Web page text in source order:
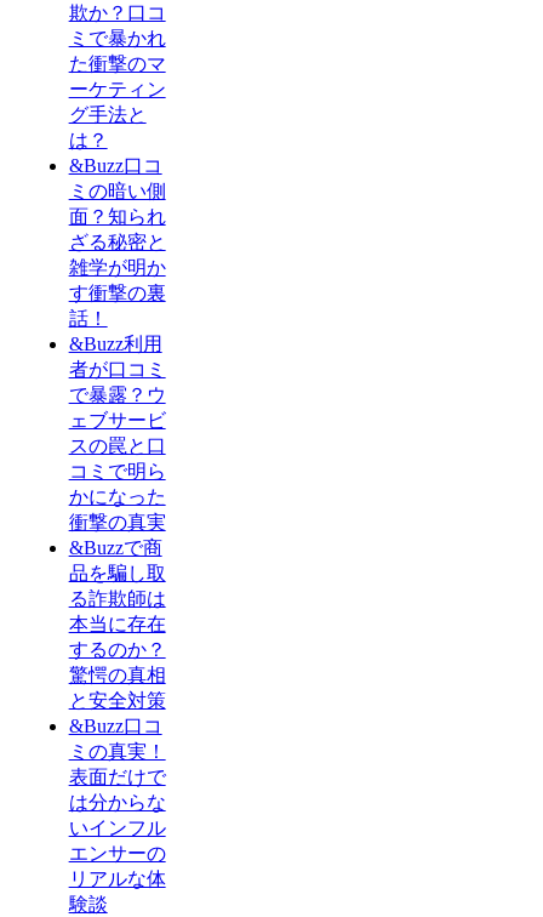
欺か？口コ
ミで暴かれ
た衝撃のマ
ーケティン
グ手法と
は？
&Buzz口コ
ミの暗い側
面？知られ
ざる秘密と
雑学が明か
す衝撃の裏
話！
&Buzz利用
者が口コミ
で暴露？ウ
ェブサービ
スの罠と口
コミで明ら
かになった
衝撃の真実
&Buzzで商
品を騙し取
る詐欺師は
本当に存在
するのか？
驚愕の真相
と安全対策
&Buzz口コ
ミの真実！
表面だけで
は分からな
いインフル
エンサーの
リアルな体
験談